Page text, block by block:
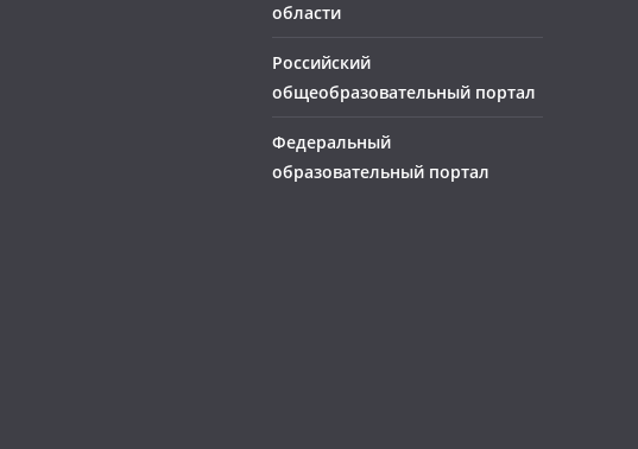
области
Российский
общеобразовательный портал
Федеральный
образовательный портал